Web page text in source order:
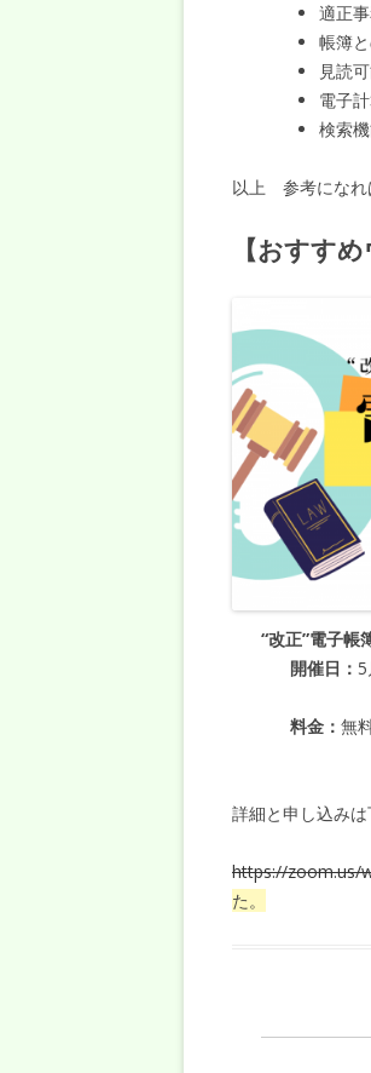
適正
帳簿
見読
電子
検索
以上 参考になれ
【おすす
“改正”電子帳
開催日：
料金： 無
詳細と申し込みは
https://zoom.us/
た。